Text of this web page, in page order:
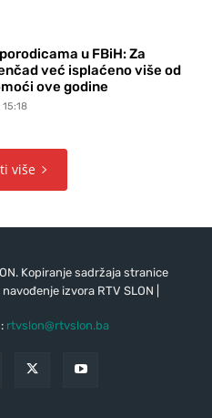
u FBiH: Za
već isplaćeno više od
ove godine
više
Kopiranje sadržaja stranice
izvora RTV SLON |
rtvslon@rtvslon.ba